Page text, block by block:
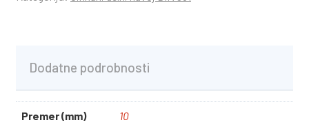
Dodatne podrobnosti
Premer (mm) 10